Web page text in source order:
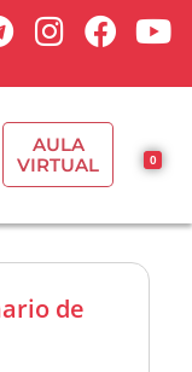
AULA
VIRTUAL
0
de